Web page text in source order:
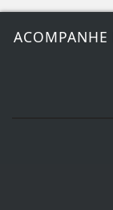
ACOMPANHE